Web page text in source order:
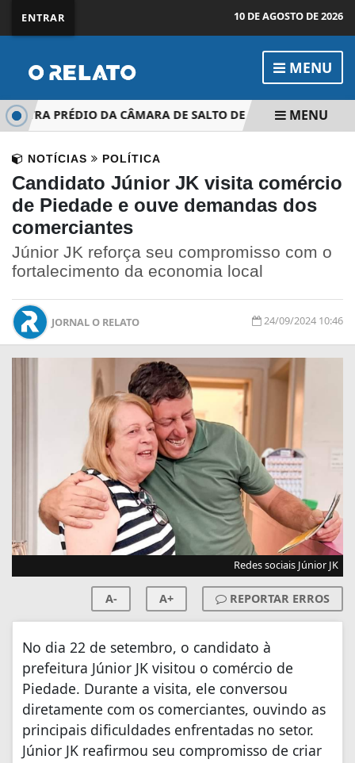
ENTRAR 10 DE AGOSTO DE 2026
MENU
PRÉDIO DA CÂMARA DE SALTO DE PIRAPORAMENU
NOTÍCIAS POLÍTICA
Candidato Júnior JK visita comércio
de Piedade e ouve demandas dos
comerciantes
Júnior JK reforça seu compromisso com o
fortalecimento da economia local
JORNAL O RELATO 24/09/2024 10:46
Redes sociais Júnior JK
A- A+ REPORTAR ERROS
No dia 22 de setembro, o candidato à
prefeitura Júnior JK visitou o comércio de
Piedade. Durante a visita, ele conversou
diretamente com os comerciantes, ouvindo as
principais dificuldades enfrentadas no setor.
Júnior JK reafirmou seu compromisso de criar